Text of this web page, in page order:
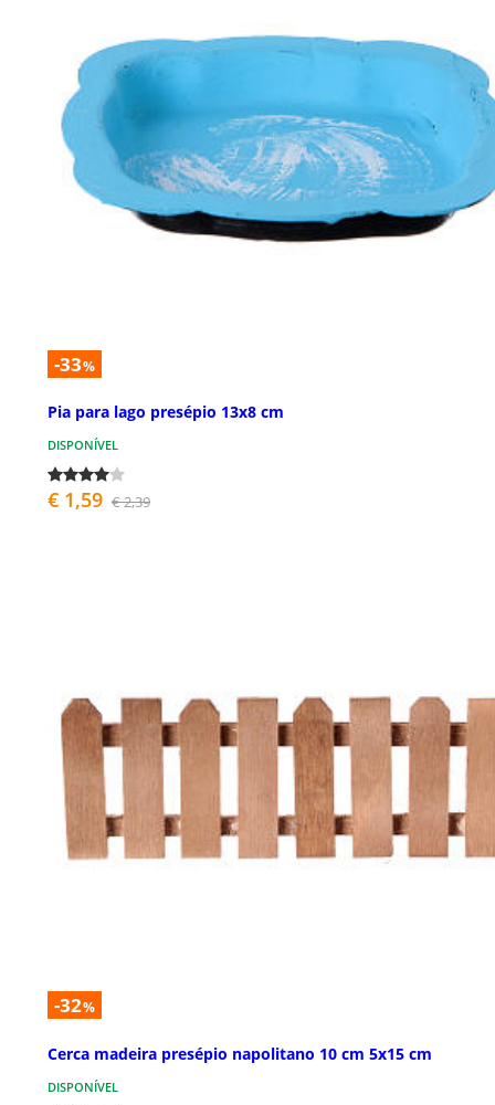
-33%
Pia para lago presépio 13x8 cm
DISPONÍVEL
€ 1,59 € 2,39
-32%
Cerca madeira presépio napolitano 10 cm 5x15 cm
DISPONÍVEL